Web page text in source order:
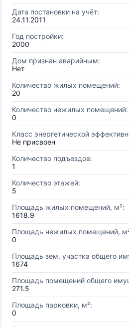
Дата постановки на учёт:
24.11.2011
Год постройки:
2000
Дом признан аварийным:
Нет
Количество жилых помещений:
20
Количество нежилых помещений:
0
Класс энергетической
Не присвоен
Количество подъездов:
1
Количество этажей:
5
Площадь жилых помещений, м²:
1618.9
Площадь нежилых помещений,
0
Площадь зем. участка общего
1674
Площадь помещений общего
271.5
Площадь парковки, м²:
0